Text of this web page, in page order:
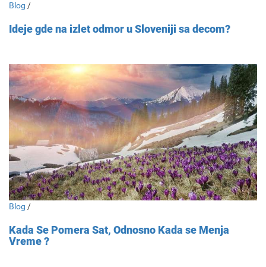
Blog /
Ideje gde na izlet odmor u Sloveniji sa decom?
Blog /
Kada Se Pomera Sat, Odnosno Kada se Menja
Vreme ?